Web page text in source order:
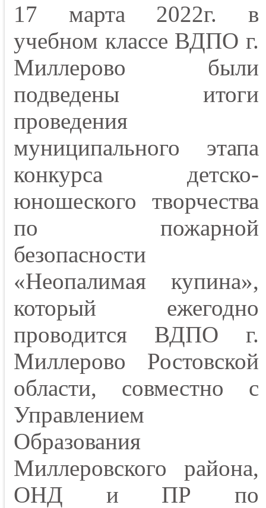
17 марта 2022г. в
учебном классе ВДПО г.
Миллерово были
подведены итоги
проведения
муниципального этапа
конкурса детско-
юношеского творчества
по пожарной
безопасности
«Неопалимая купина»,
который ежегодно
проводится ВДПО г.
Миллерово Ростовской
области, совместно с
Управлением
Образования
Миллеровского района,
ОНД и ПР по